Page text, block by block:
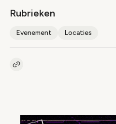
Rubrieken
Evenement Locaties
Kopieer link naar artikel